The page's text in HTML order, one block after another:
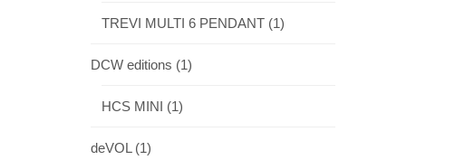
TREVI MULTI 6 PENDANT (1)
DCW editions (1)
HCS MINI (1)
deVOL (1)